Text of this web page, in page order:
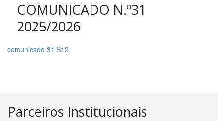
COMUNICADO N.º31
2025/2026
comunicado 31 S12
Parceiros Institucionais